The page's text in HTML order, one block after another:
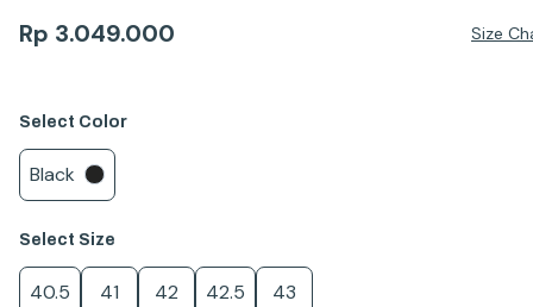
Rp 3.049.000 Size
Select Color
Black
Select Size
40.5 41 42 42.5 43